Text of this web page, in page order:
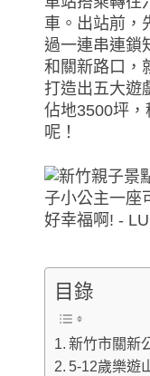
車。出站前，
過一連串連鎖
和關新路口，
打造出五大遊
佔地3500坪，
呢！
目錄
新竹市關新
5-12歲樂遊